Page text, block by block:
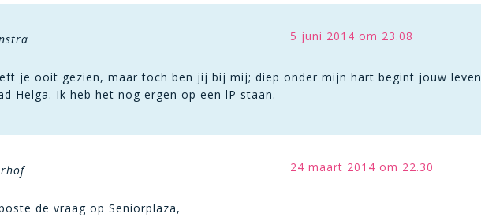
5 juni 2014 om 23.08
je ooit gezien, maar toch ben jij bij mij; diep onder mijn hart begint jouw leven
Helga. Ik heb het nog ergen op een lP staan.
24 maart 2014 om 22.30
de vraag op Seniorplaza,